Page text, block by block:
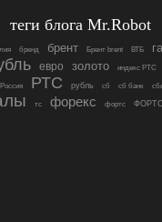
теги блога Mr.Robot
бренд брент Брент brent ВТБ
евро золото индекс РТС
Россия РТС рубль сб сб банк
тс форекс фортc ФОРТС